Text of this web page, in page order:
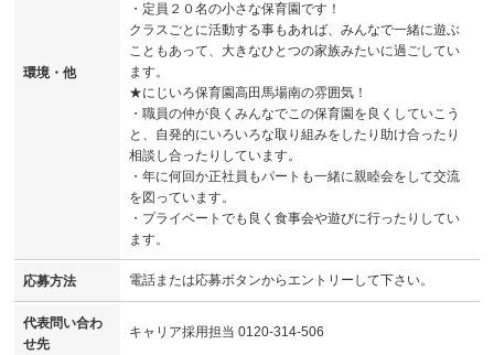
環境・他
・定員２０名の小さな保育園です！
クラスごとに活動する事もあれば、みんなで一緒に遊ぶ
こともあって、大きなひとつの家族みたいに過ごしてい
ます。
★にじいろ保育園高田馬場南の雰囲気！
・職員の仲が良くみんなでこの保育園を良くしていこう
と、自発的にいろいろな取り組みをしたり助け合ったり
相談し合ったりしています。
・年に何回か正社員もパートも一緒に親睦会をして交流
を図っています。
・プライベートでも良く食事会や遊びに行ったりしてい
ます。
応募方法 電話または応募ボタンからエントリーして下さい。
代表問い合わ
せ先
キャリア採用担当 0120-314-506